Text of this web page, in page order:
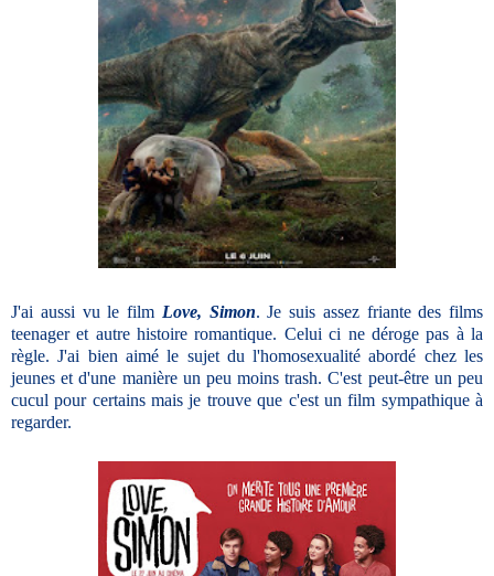
J'ai aussi vu le film Love, Simon. Je suis assez friante des films
teenager et autre histoire romantique. Celui ci ne déroge pas à la
règle. J'ai bien aimé le sujet du l'homosexualité abordé chez les
jeunes et d'une manière un peu moins trash. C'est peut-être un peu
cucul pour certains mais je trouve que c'est un film sympathique à
regarder.